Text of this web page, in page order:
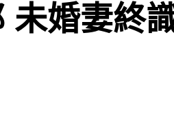
婚妻終